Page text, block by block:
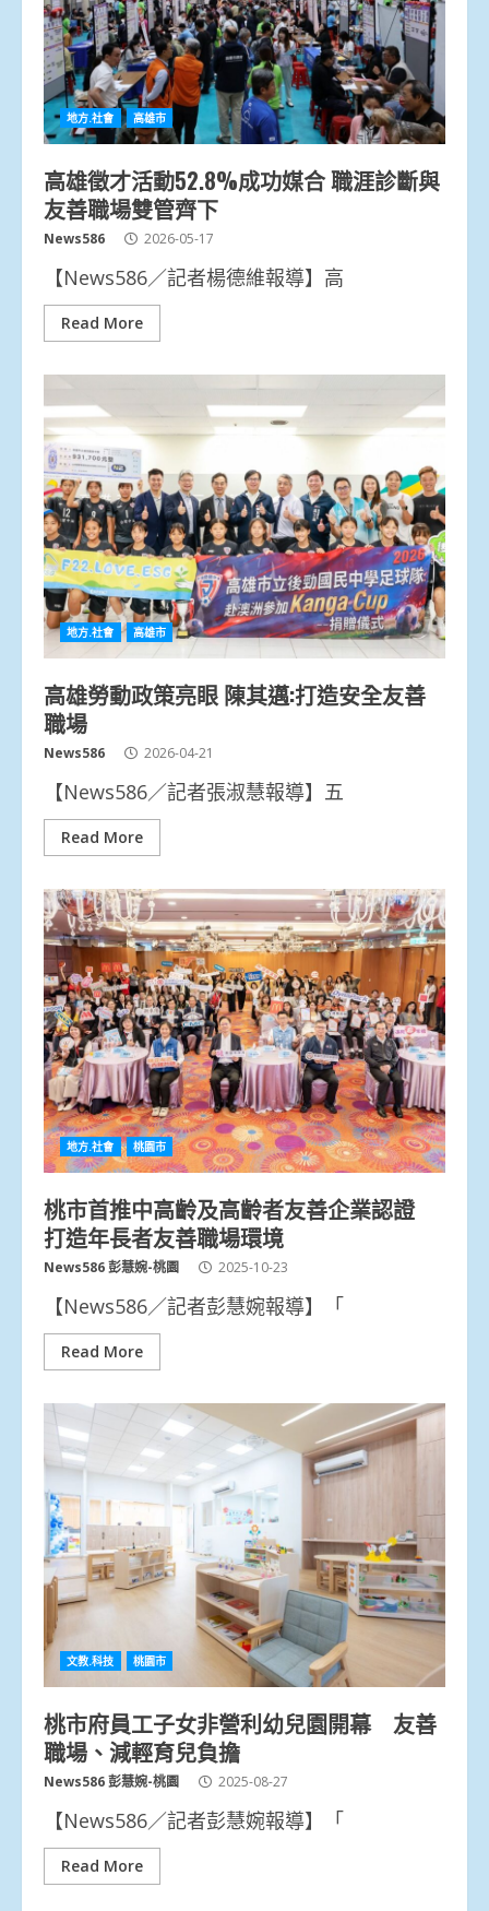
地方.社會 高雄市
高雄徵才活動52.8%成功媒合 職涯診斷與
友善職場雙管齊下
News586 2026-05-17
【News586／記者楊德維報導】高
Read More
地方.社會 高雄市
高雄勞動政策亮眼 陳其邁:打造安全友善
職場
News586 2026-04-21
【News586／記者張淑慧報導】五
Read More
地方.社會 桃園市
桃市首推中高齡及高齡者友善企業認證
打造年長者友善職場環境
News586 彭慧婉-桃園 2025-10-23
【News586／記者彭慧婉報導】「
Read More
文教.科技 桃園市
桃市府員工子女非營利幼兒園開幕 友善
職場、減輕育兒負擔
News586 彭慧婉-桃園 2025-08-27
【News586／記者彭慧婉報導】「
Read More